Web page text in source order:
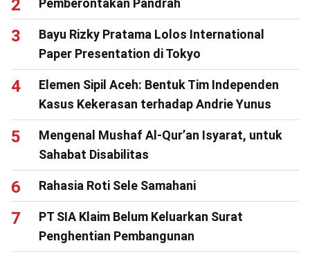
Pemberontakan Pandrah
Bayu Rizky Pratama Lolos International
Paper Presentation di Tokyo
Elemen Sipil Aceh: Bentuk Tim Independen
Kasus Kekerasan terhadap Andrie Yunus
Mengenal Mushaf Al-Qur’an Isyarat, untuk
Sahabat Disabilitas
Rahasia Roti Sele Samahani
PT SIA Klaim Belum Keluarkan Surat
Penghentian Pembangunan